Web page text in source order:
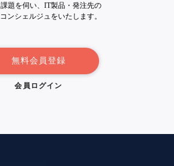
課題を伺い、IT製品・発注先の
コンシェルジュをいたします。
無料会員登録
会員ログイン